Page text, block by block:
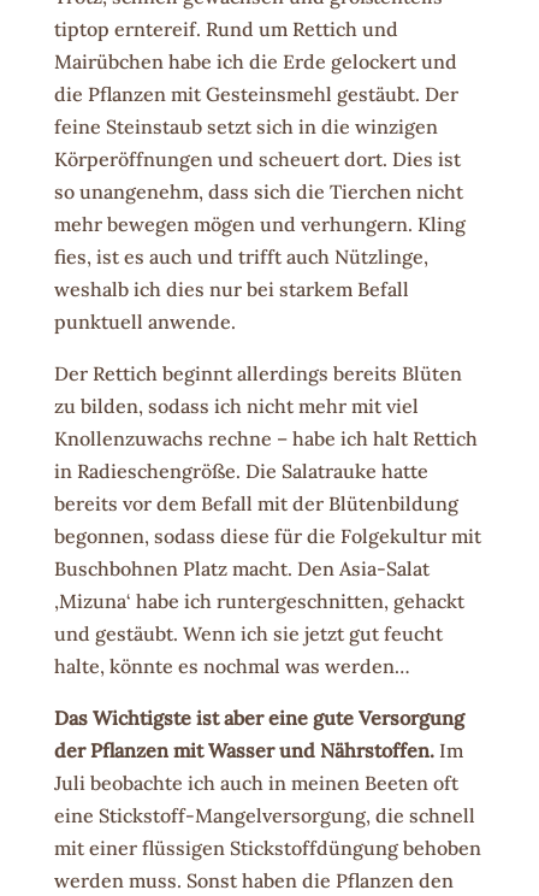
tiptop erntereif. Rund um Rettich und
Mairübchen habe ich die Erde gelockert und
die Pflanzen mit Gesteinsmehl gestäubt. Der
feine Steinstaub setzt sich in die winzigen
Körperöffnungen und scheuert dort. Dies ist
so unangenehm, dass sich die Tierchen nicht
mehr bewegen mögen und verhungern. Kling
fies, ist es auch und trifft auch Nützlinge,
weshalb ich dies nur bei starkem Befall
punktuell anwende.
Der Rettich beginnt allerdings bereits Blüten
zu bilden, sodass ich nicht mehr mit viel
Knollenzuwachs rechne – habe ich halt Rettich
in Radieschengröße. Die Salatrauke hatte
bereits vor dem Befall mit der Blütenbildung
begonnen, sodass diese für die Folgekultur mit
Buschbohnen Platz macht. Den Asia-Salat
‚Mizuna‘ habe ich runtergeschnitten, gehackt
und gestäubt. Wenn ich sie jetzt gut feucht
halte, könnte es nochmal was werden…
Das Wichtigste ist aber eine gute Versorgung
der Pflanzen mit Wasser und Nährstoffen.Im
Juli beobachte ich auch in meinen Beeten oft
eine Stickstoff-Mangelversorgung, die schnell
mit einer flüssigen Stickstoffdüngung behoben
werden muss. Sonst haben die Pflanzen den